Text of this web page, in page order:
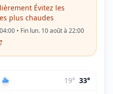
Évitez les
plus chaudes
• Fin lun. 10 août à 22:00
19° 33°